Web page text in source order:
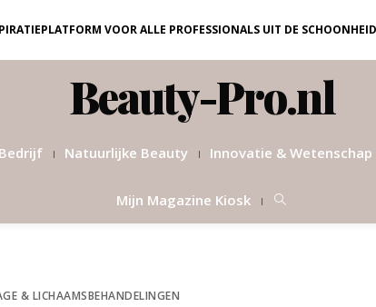
VOOR ALLE PROFESSIONALS UIT DE
Beauty-Pro.nl
Natuurlijke Beauty Innovatie & Wetenschap
Mijn Magazine Kiosk
& LICHAAMSBEHANDELINGEN